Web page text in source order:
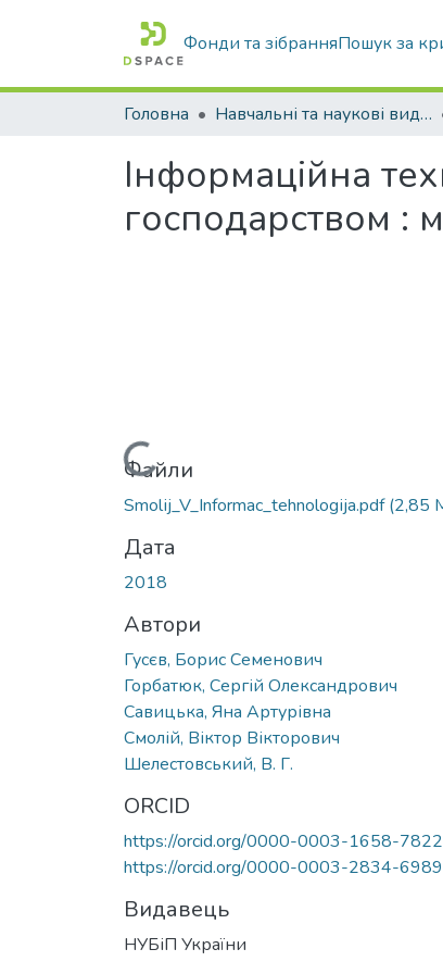
Фонди та зібранняПошук за
Головна Навчальні та наукові видання
Інформаційна
господарством :
Вантажиться...
Файли
Smolіj_V_Іnformac_tehnologіja.pdf(2,85
Дата
2018
Автори
Гусєв, Борис Семенович
Горбатюк, Сергій Олександрович
Савицька, Яна Артурівна
Смолій, Віктор Вікторович
Шелестовський, В. Г.
ORCID
https://orcid.org/0000-0003-1658-7822
https://orcid.org/0000-0003-2834-6989
Видавець
НУБіП України